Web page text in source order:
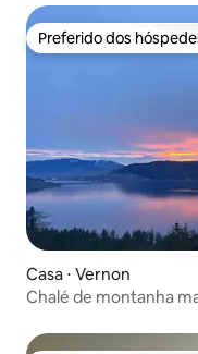
Preferido dos
Preferido dos
Casa ⋅ Vernon
Chalé de montanha